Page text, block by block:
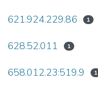
621.924.229.86 1
628.52.011 1
658.012.23:519.9 1